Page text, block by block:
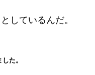
しているんだ。
た。